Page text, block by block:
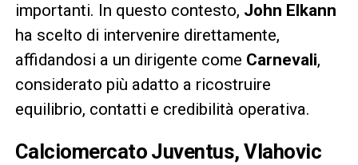
importanti. In questo contesto, John Elkann
ha scelto di intervenire direttamente,
affidandosi a un dirigente come Carnevali,
considerato più adatto a ricostruire
equilibrio, contatti e credibilità operativa.
Calciomercato Juventus, Vlahovic